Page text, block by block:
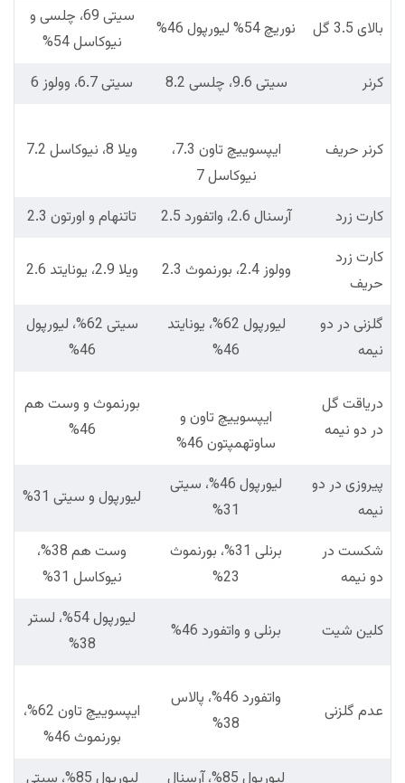
بالای 3.5 گل نوریچ 54% لیورپول 46%
سیتی 69، چلسی و
نیوکاسل 54%
کرنر
سیتی 9.6، چلسی 8.2 سیتی 6.7، وولوز 6
کرنر حریف
ایپسوییچ تاون 7.3،
نیوکاسل 7
ویلا 8، نیوکاسل 7.2
کارت زرد آرسنال 2.6، واتفورد 2.5
تاتنهام و اورتون 2.3
کارت زرد
حریف
وولوز 2.4، بورنموث 2.3 ویلا 2.9، یونایتد 2.6
گلزنی در دو
نیمه
لیورپول 62%، یونایتد
46%
سیتی 62%، لیورپول
46%
دریاقت گل
در دو نیمه
ایپسوییچ تاون و
ساوتهمپتون 46%
بورنموث و وست هم
46%
پیروزی در دو
نیمه
لیورپول 46%، سیتی
31%
لیورپول و سیتی 31%
شکست در
دو نیمه
برنلی 31%، بورنموث
23%
وست هم 38%،
نیوکاسل 31%
کلین شیت برنلی و واتفورد 46%
لیورپول 54%، لستر
38%
عدم گلزنی
واتفورد 46%، پالاس
38%
ایپسوییچ تاون 62%،
بورنموث 46%